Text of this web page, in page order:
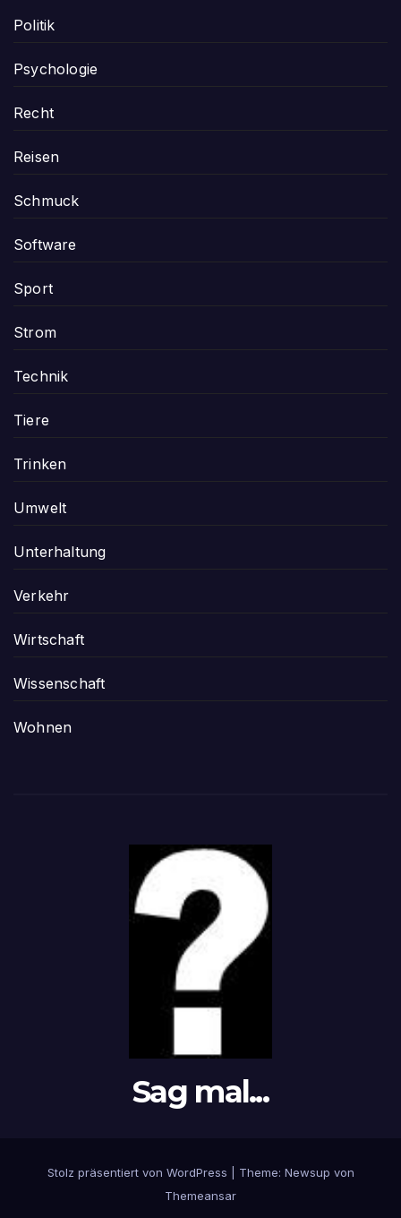
Politik
Psychologie
Recht
Reisen
Schmuck
Software
Sport
Strom
Technik
Tiere
Trinken
Umwelt
Unterhaltung
Verkehr
Wirtschaft
Wissenschaft
Wohnen
Sag mal...
Stolz präsentiert von WordPress
Theme: Newsup von
Themeansar